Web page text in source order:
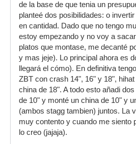
de la base de que tenia un
planteé dos posibilidades: o
en cantidad. Dado que no tengo
estoy empezando y no voy a
platos que montase, me decanté
y mas jeje). Lo principal ahora es
llegará el cómo). En definitiva
ZBT con crash 14", 16" y 18",
china de 18". A todo esto añadi
de 10" y monté un china de 10" y
(ambos stagg tambien) juntos. La
muy contento y cuando me siento
lo creo (jajaja).